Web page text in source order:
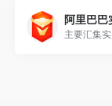
阿里巴巴